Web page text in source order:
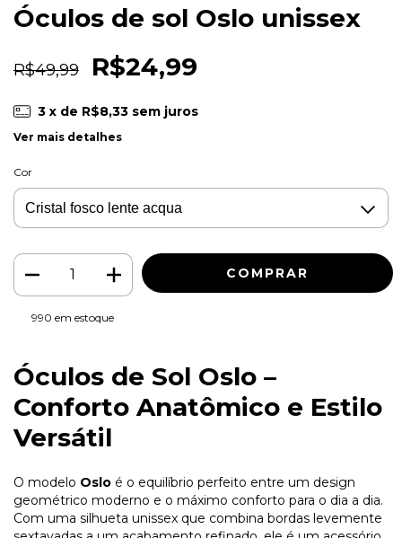
Óculos de sol Oslo unissex
R$49,99 R$24,99
3 x de R$8,33 sem juros
Ver mais detalhes
Cor
990 em estoque
Óculos de Sol Oslo –
Conforto Anatômico e Estilo
Versátil
O modelo Oslo é o equilíbrio perfeito entre um design
geométrico moderno e o máximo conforto para o dia a dia.
Com uma silhueta unissex que combina bordas levemente